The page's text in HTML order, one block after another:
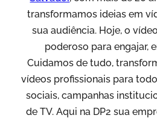
transformamos ideias em
sua audiência. Hoje, o
poderoso para engajar,
Cuidamos de tudo,
vídeos profissionais para
sociais, campanhas
de TV. Aqui na DP2 sua